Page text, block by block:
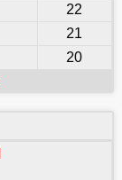
22
21
20